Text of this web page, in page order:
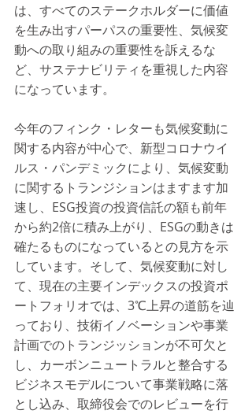
は、すべてのステークホルダーに価値
を生み出すパーパスの重要性、気候変
動への取り組みの重要性を訴えるな
ど、サステナビリティを重視した内容
になっています。
今年のフィンク・レターも気候変動に
関する内容が中心で、新型コロナウイ
ルス・パンデミックにより、気候変動
に関するトランジションはますます加
速し、ESG投資の投資信託の額も前年
から約2倍に積み上がり、ESGの動きは
確たるものになっているとの見方を示
しています。そして、気候変動に対し
て、現在の主要インデックスの投資ポ
ートフォリオでは、3℃上昇の道筋を辿
っており、技術イノベーションや事業
計画でのトランジッションが不可欠と
し、カーボンニュートラルと整合する
ビジネスモデルについて事業戦略に落
とし込み、取締役会でのレビューを行